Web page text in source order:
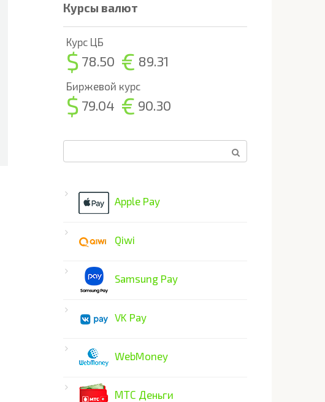
Курсы валют
Курс ЦБ
$ 78.50 € 89.31
Биржевой курс
$ 79.04 € 90.30
Apple Pay
Qiwi
Samsung Pay
VK Pay
WebMoney
МТС Деньги